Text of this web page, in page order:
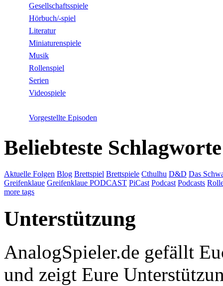
Gesellschaftsspiele
Hörbuch/-spiel
Literatur
Miniaturenspiele
Musik
Rollenspiel
Serien
Videospiele
Vorgestellte Episoden
Beliebteste Schlagworte
Aktuelle Folgen Blog Brettspiel Brettspiele Cthulhu D&D Das
Greifenklaue Greifenklaue PODCAST PiCast Podcast Podcasts
more tags
Unterstützung
AnalogSpieler.de gefällt
und zeigt Eure